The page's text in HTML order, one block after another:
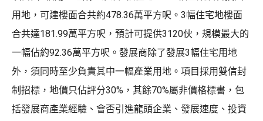
用地，可建樓面合共約478.36萬平方呎。3幅住宅地樓面
合共達181.99萬平方呎，預計可提供3120伙，規模最大的
一幅佔約92.36萬平方呎。發展商除了發展3幅住宅用地
外，須同時至少負責其中一幅產業用地。項目採用雙信封
制招標，地價只佔評分30%，其餘70%屬非價格標書，包
括發展商產業經驗、會否引進龍頭企業、發展速度、投資